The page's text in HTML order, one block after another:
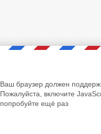
Ваш браузер должен
Пожалуйста, включите
попробуйте ещё раз